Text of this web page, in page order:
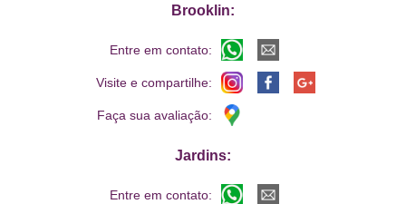
Brooklin:
Entre em contato:
Visite e compartilhe:
Faça sua avaliação:
Jardins:
Entre em contato: